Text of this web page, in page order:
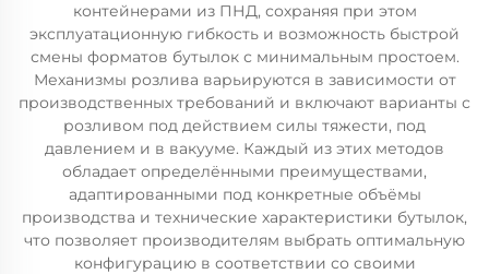
контейнерами из ПНД, сохраняя при этом
эксплуатационную гибкость и возможность быстрой
смены форматов бутылок с минимальным простоем.
Механизмы розлива варьируются в зависимости от
производственных требований и включают варианты с
розливом под действием силы тяжести, под
давлением и в вакууме. Каждый из этих методов
обладает определёнными преимуществами,
адаптированными под конкретные объёмы
производства и технические характеристики бутылок,
что позволяет производителям выбрать оптимальную
конфигурацию в соответствии со своими